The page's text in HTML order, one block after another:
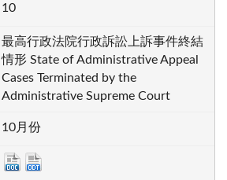
10
最高行政法院行政訴訟上訴事件終結
情形 State of Administrative Appeal
Cases Terminated by the
Administrative Supreme Court
10月份